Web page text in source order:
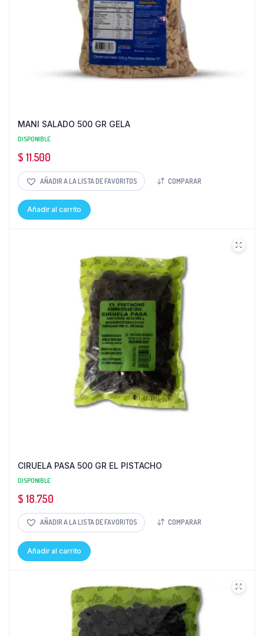
MANI SALADO 500 GR GELA
DISPONIBLE
$ 11.500
AÑADIR A LA LISTA DE FAVORITOS COMPARAR
Añadir al carrito
CIRUELA PASA 500 GR EL PISTACHO
DISPONIBLE
$ 18.750
AÑADIR A LA LISTA DE FAVORITOS COMPARAR
Añadir al carrito